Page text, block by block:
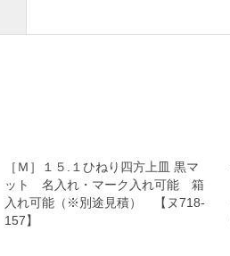
華
名
入
れ
［Ｍ］１５.１ひねり四方上皿 黒マ
ット 名入れ・マーク入れ可能 箱
入れ可能（※別途見積） 【ヌ718-
157】